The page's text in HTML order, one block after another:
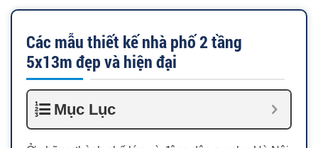
Các mẫu thiết kế nhà phố 2 tầng
5x13m đẹp và hiện đại
Mục Lục